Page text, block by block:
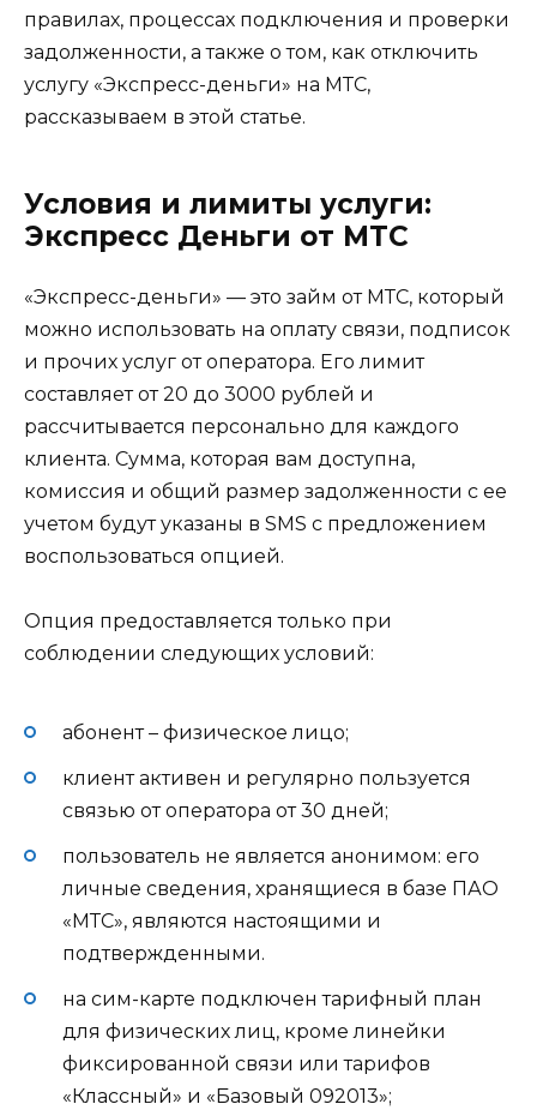
правилах, процессах подключения и проверки
задолженности, а также о том, как отключить
услугу «Экспресс-деньги» на МТС,
рассказываем в этой статье.
Условия и лимиты услуги:
Экспресс Деньги от МТС
«Экспресс-деньги» — это займ от МТС, который
можно использовать на оплату связи, подписок
и прочих услуг от оператора. Его лимит
составляет от 20 до 3000 рублей и
рассчитывается персонально для каждого
клиента. Сумма, которая вам доступна,
комиссия и общий размер задолженности с ее
учетом будут указаны в SMS с предложением
воспользоваться опцией.
Опция предоставляется только при
соблюдении следующих условий:
абонент – физическое лицо;
клиент активен и регулярно пользуется
связью от оператора от 30 дней;
пользователь не является анонимом: его
личные сведения, хранящиеся в базе ПАО
«МТС», являются настоящими и
подтвержденными.
на сим-карте подключен тарифный план
для физических лиц, кроме линейки
фиксированной связи или тарифов
«Классный» и «Базовый 092013»;